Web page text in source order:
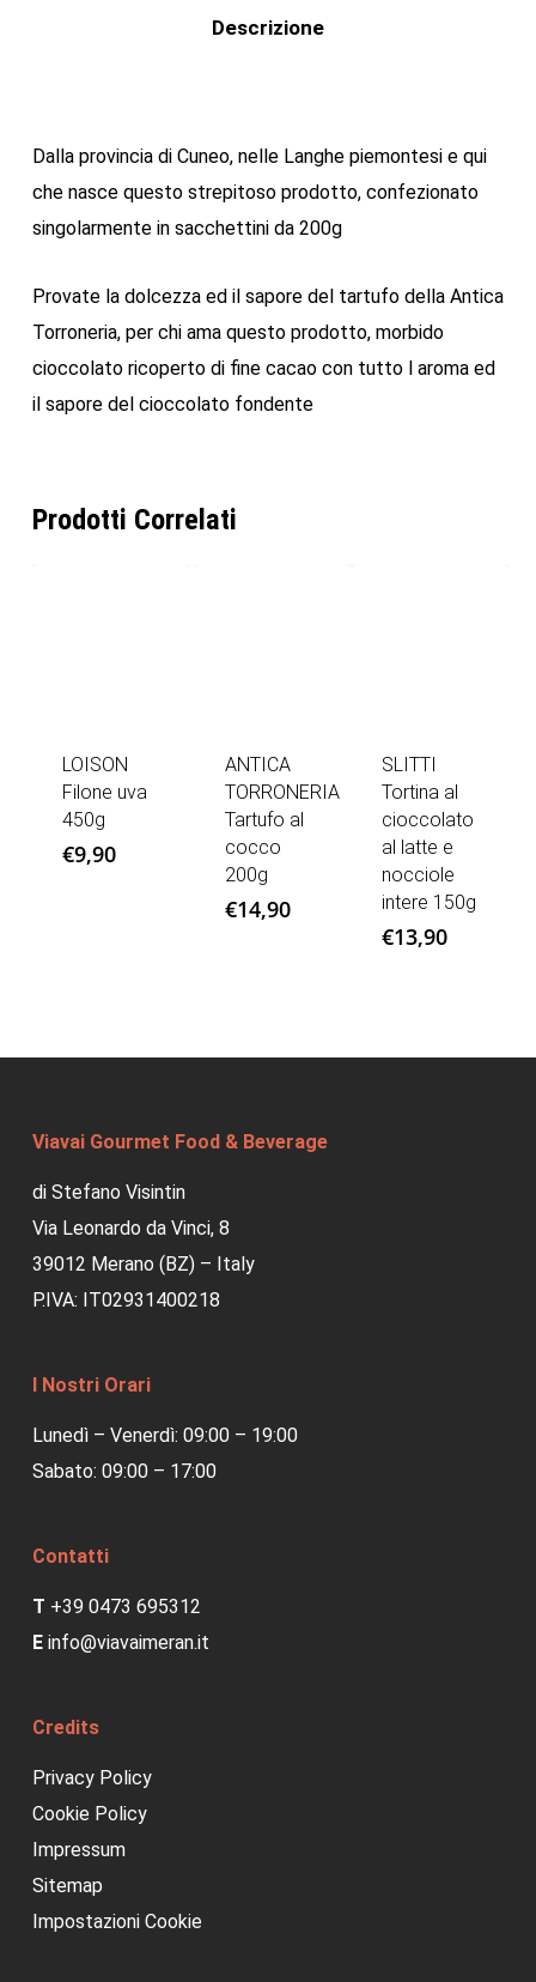
Descrizione
Dalla provincia di Cuneo, nelle Langhe piemontesi e qui
che nasce questo strepitoso prodotto, confezionato
singolarmente in sacchettini da 200g
Provate la dolcezza ed il sapore del tartufo della Antica
Torroneria, per chi ama questo prodotto, morbido
cioccolato ricoperto di fine cacao con tutto l aroma ed
il sapore del cioccolato fondente
Prodotti Correlati
LOISON
Filone uva
450g
€9,90
ANTICA
TORRONERIA
Tartufo al
cocco
200g
€14,90
SLITTI
Tortina al
cioccolato
al latte e
nocciole
intere 150g
€13,90
Viavai Gourmet Food & Beverage
di Stefano Visintin
Via Leonardo da Vinci, 8
39012 Merano (BZ) – Italy
P.IVA: IT02931400218
I Nostri Orari
Lunedì – Venerdì: 09:00 – 19:00
Sabato: 09:00 – 17:00
Contatti
T +39 0473 695312
E info@viavaimeran.it
Credits
Privacy Policy
Cookie Policy
Impressum
Sitemap
Impostazioni Cookie